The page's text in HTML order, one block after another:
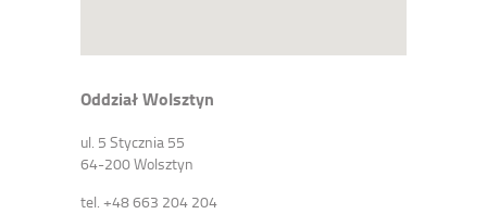
Oddział Wolsztyn
ul. 5 Stycznia 55
64-200 Wolsztyn
tel. +48 663 204 204